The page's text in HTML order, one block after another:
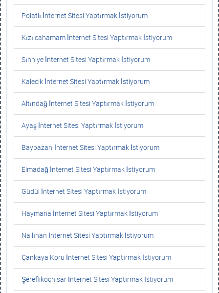
Polatlı İnternet Sitesi Yaptırmak İstiyorum
Kızılcahamam İnternet Sitesi Yaptırmak İstiyorum
Sıhhiye İnternet Sitesi Yaptırmak İstiyorum
Kalecik İnternet Sitesi Yaptırmak İstiyorum
Altındağ İnternet Sitesi Yaptırmak İstiyorum
Ayaş İnternet Sitesi Yaptırmak İstiyorum
Baypazarı İnternet Sitesi Yaptırmak İstiyorum
Elmadağ İnternet Sitesi Yaptırmak İstiyorum
Güdül İnternet Sitesi Yaptırmak İstiyorum
Haymana İnternet Sitesi Yaptırmak İstiyorum
Nallıhan İnternet Sitesi Yaptırmak İstiyorum
Çankaya Koru İnternet Sitesi Yaptırmak İstiyorum
Şereflikoçhisar İnternet Sitesi Yaptırmak İstiyorum